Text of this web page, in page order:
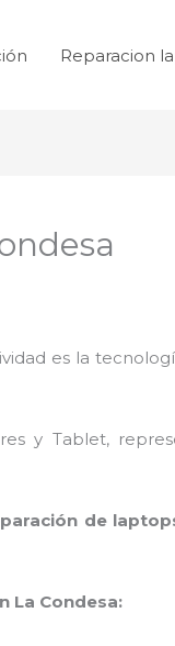
Reparacion
es la
y Tablet,
de
La Condesa: